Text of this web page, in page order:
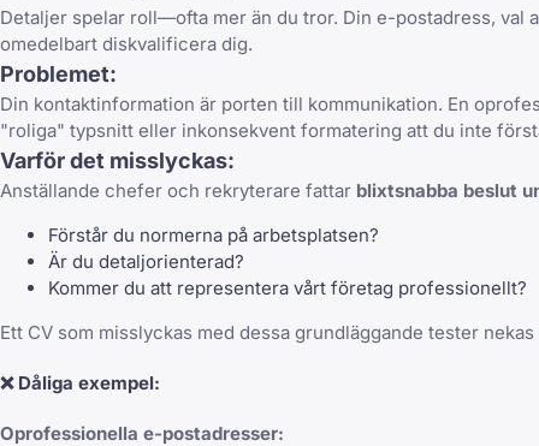
Detaljer spelar roll—ofta mer än du tror. Din e-postadress, val
omedelbart diskvalificera dig.
Problemet:
Din kontaktinformation är porten till kommunikation. En
"roliga" typsnitt eller inkonsekvent formatering att du inte
Varför det misslyckas:
Anställande chefer och rekryterare fattar blixtsnabba beslut
Förstår du normerna på arbetsplatsen?
Är du detaljorienterad?
Kommer du att representera vårt företag professionellt?
Ett CV som misslyckas med dessa grundläggande tester
❌ Dåliga exempel:
Oprofessionella e-postadresser: